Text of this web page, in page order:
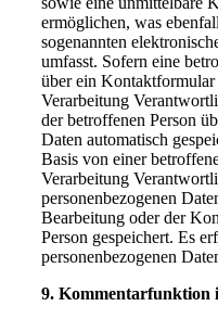
ermöglichen, was
sogenannten
umfasst. Sofern eine
über ein
Verarbeitung
der betroffenen Person
Daten automatisch
Basis von einer
Verarbeitung
personenbezogenen
Bearbeitung oder der
Person gespeichert. Es
personenbezogenen
9. Kommentarfunktion